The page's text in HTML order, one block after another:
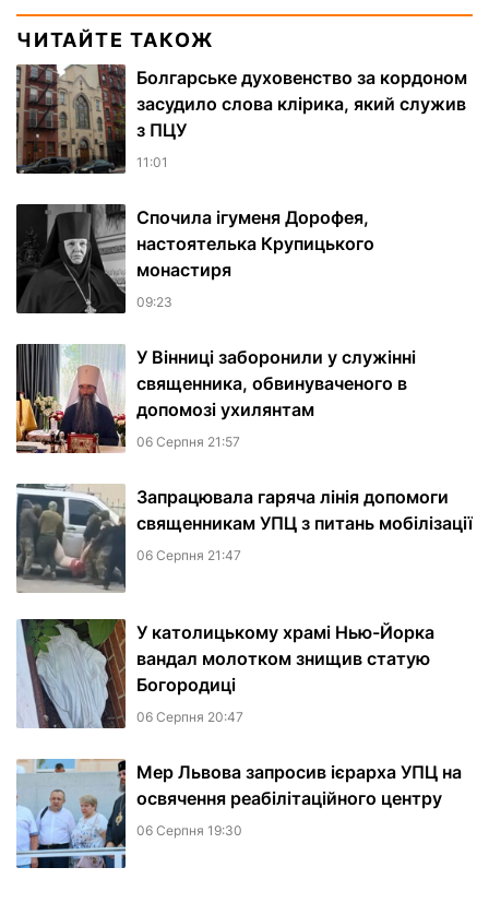
ЧИТАЙТЕ ТАКОЖ
Болгарське духовенство за кордоном
засудило слова клірика, який служив
з ПЦУ
11:01
Спочила ігуменя Дорофея,
настоятелька Крупицького
монастиря
09:23
У Вінниці заборонили у служінні
священника, обвинуваченого в
допомозі ухилянтам
06 Серпня 21:57
Запрацювала гаряча лінія допомоги
священникам УПЦ з питань мобілізації
06 Серпня 21:47
У католицькому храмі Нью-Йорка
вандал молотком знищив статую
Богородиці
06 Серпня 20:47
Мер Львова запросив ієрарха УПЦ на
освячення реабілітаційного центру
06 Серпня 19:30